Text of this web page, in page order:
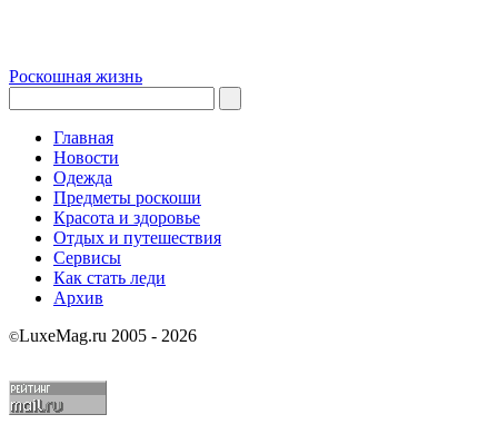
Роскошная жизнь
Главная
Новости
Одежда
Предметы роскоши
Красота и здоровье
Отдых и путешествия
Сервисы
Как стать леди
Архив
©LuxeMag.ru 2005 - 2026